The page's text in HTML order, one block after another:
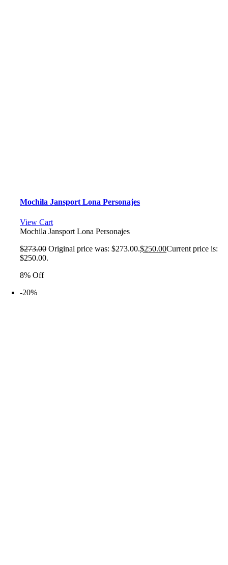
Mochila Jansport Lona Personajes
View Cart
Mochila Jansport Lona Personajes
$273.00 Original price was: $273.00.$250.00Current price is:
$250.00.
8% Off
-20%